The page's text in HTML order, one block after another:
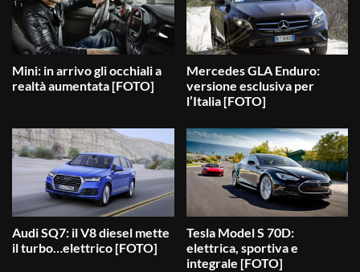
Mini: in arrivo gli occhiali a
realtà aumentata [FOTO]
Mercedes GLA Enduro:
versione esclusiva per
l’Italia [FOTO]
Audi SQ7: il V8 diesel mette
il turbo…elettrico [FOTO]
Tesla Model S 70D:
elettrica, sportiva e
integrale [FOTO]